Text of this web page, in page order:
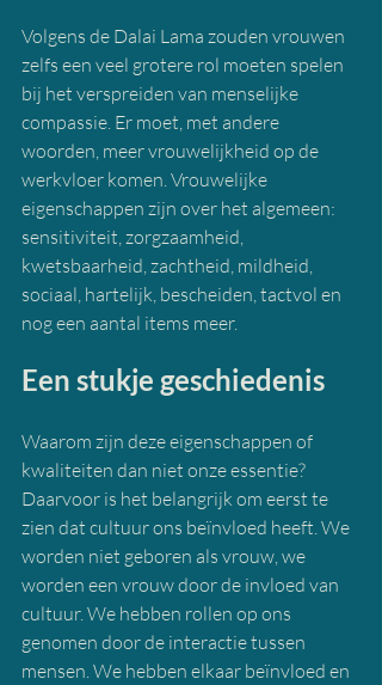
Volgens de Dalai Lama zouden vrouwen
zelfs een veel grotere rol moeten spelen
bij het verspreiden van menselijke
compassie. Er moet, met andere
woorden, meer vrouwelijkheid op de
werkvloer komen. Vrouwelijke
eigenschappen zijn over het algemeen:
sensitiviteit, zorgzaamheid,
kwetsbaarheid, zachtheid, mildheid,
sociaal, hartelijk, bescheiden, tactvol en
nog een aantal items meer.
Een stukje geschiedenis
Waarom zijn deze eigenschappen of
kwaliteiten dan niet onze essentie?
Daarvoor is het belangrijk om eerst te
zien dat cultuur ons beïnvloed heeft. We
worden niet geboren als vrouw, we
worden een vrouw door de invloed van
cultuur. We hebben rollen op ons
genomen door de interactie tussen
mensen. We hebben elkaar beïnvloed en